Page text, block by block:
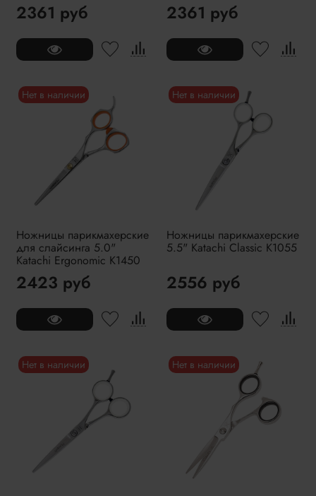
2361 руб 2361 руб
Нет в наличии
Ножницы парикмахерские
для слайсинга 5.0"
Katachi Ergonomic K1450
2423 руб
Нет в наличии
Ножницы парикмахерские
5.5" Katachi Classic K1055
2556 руб
Нет в наличии Нет в наличии